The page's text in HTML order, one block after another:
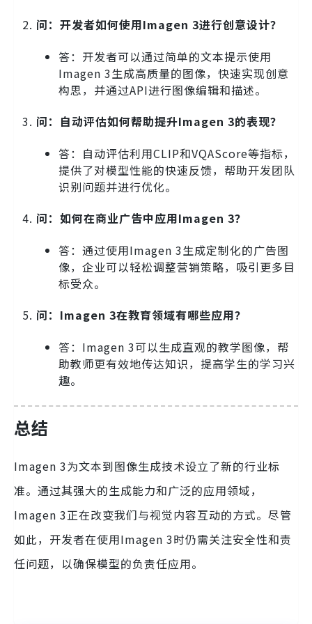
问：开发者如何使用Imagen 3进行创意设计？
答：开发者可以通过简单的文本提示使用
Imagen 3生成高质量的图像，快速实现创意
构思，并通过API进行图像编辑和描述。
问：自动评估如何帮助提升Imagen 3的表现？
答：自动评估利用CLIP和VQAScore等指标，
提供了对模型性能的快速反馈，帮助开发团队
识别问题并进行优化。
问：如何在商业广告中应用Imagen 3？
答：通过使用Imagen 3生成定制化的广告图
像，企业可以轻松调整营销策略，吸引更多目
标受众。
问：Imagen 3在教育领域有哪些应用？
答：Imagen 3可以生成直观的教学图像，帮
助教师更有效地传达知识，提高学生的学习兴
趣。
总结
Imagen 3为文本到图像生成技术设立了新的行业标
准。通过其强大的生成能力和广泛的应用领域，
Imagen 3正在改变我们与视觉内容互动的方式。尽管
如此，开发者在使用Imagen 3时仍需关注安全性和责
任问题，以确保模型的负责任应用。